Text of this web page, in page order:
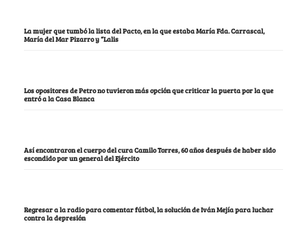
La mujer que tumbó la lista del Pacto, en la que estaba María Fda. Carrascal,
María del Mar Pizarro y “Lalis
Los opositores de Petro no tuvieron más opción que criticar la puerta por la que
entró a la Casa Blanca
Así encontraron el cuerpo del cura Camilo Torres, 60 años después de haber sido
escondido por un general del Ejército
Regresar a la radio para comentar fútbol, la solución de Iván Mejía para luchar
contra la depresión